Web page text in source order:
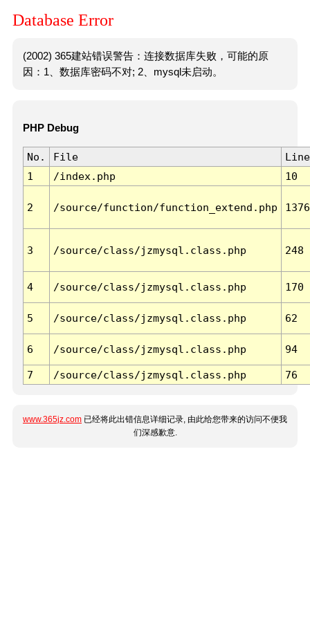
Database Error
(2002) 365建站错误警告：连接数据库失败，可能的原
因：1、数据库密码不对; 2、mysql未启动。
PHP Debug
No. File
Line
1
/index.php 10
2 /source/function/function_extend.php 1376
3 /source/class/jzmysql.class.php 248
4 /source/class/jzmysql.class.php 170
5 /source/class/jzmysql.class.php 62
6 /source/class/jzmysql.class.php 94
7 /source/class/jzmysql.class.php 76
www.365jz.com 已经将此出错信息详细记录, 由此给您带来的访问不便我
们深感歉意.